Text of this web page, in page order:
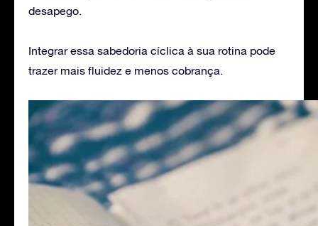
desapego.
Integrar essa sabedoria cíclica à sua rotina pode
trazer mais fluidez e menos cobrança.